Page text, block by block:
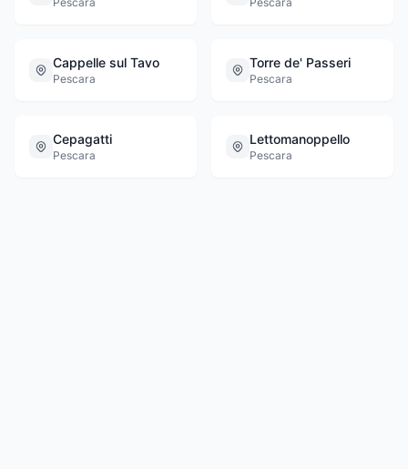
Cappelle sul Tavo
Pescara
Torre de' Passeri
Pescara
Cepagatti
Pescara
Lettomanoppello
Pescara